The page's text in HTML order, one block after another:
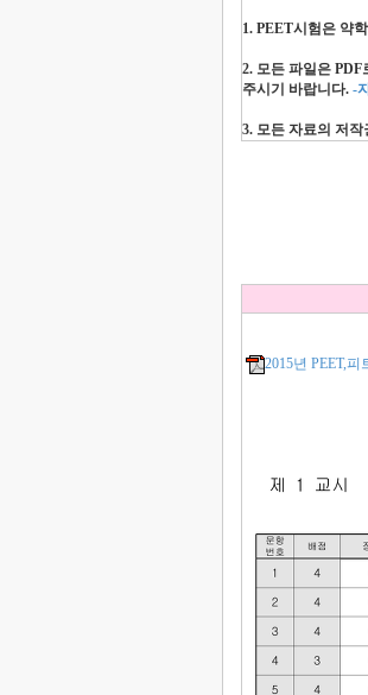
1. PEET시험은 약
2. 모든 파일은
주시기 바랍니다. -
3. 모든 자료의 저
2015년 PEET,